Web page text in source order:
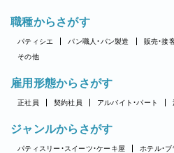
職種からさがす
パティシエ パン職人・パン製造 販売・接
その他
雇用形態からさがす
正社員 契約社員 アルバイト・パート
ジャンルからさがす
パティスリー・スイーツ・ケーキ屋
ホテル・